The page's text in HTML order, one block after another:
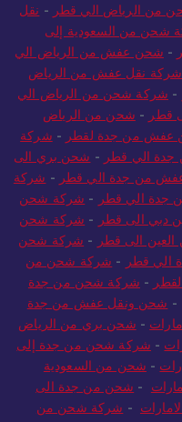
من الرياض الي قطر - نقل
شحن من السعودية إلى
- شحن عفش من الرياض الي
شركة نقل عفش من الرياض
- شركة شحن من الرياض الي
قطر - شحن من الرياض
عفش من جدة لقطر - شركة
الي قطر - شحن بري الى
من جدة الي قطر - شركة
جدة الي قطر - شركة شحن
الى قطر - شركة شحن
الى قطر - شركة شحن
الي قطر - شركة شحن من
- شركة شحن من جدة
- شحن ونقل عفش من جدة
- شحن بري من الرياض
- شركة شحن من جدة إلى
- شحن من السعودية
- شحن من جدة الى
- شركة شحن من